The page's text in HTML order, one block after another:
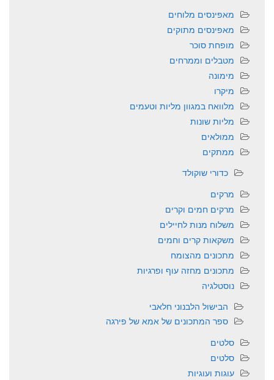
מאפינסים מלוחים
מאפינסים מתוקים
מופחת סוכר
מטבלים וממרחים
מימונה
מיקרו
מלוואח במגוון מליות וטעמים
מליות שונות
ממולאים
ממתקים
כדורי שוקולד
מרקים
מרקים חמים וקרים
משלוח מנות לחיילים
משקאות קרים וחמים
מתכונים מהצומח
מתכונים מחזה עוף ופרגיות
נוסטלגיה
הבישול הלבנוני חלאבי
ספר המתכונים של אמא של פירגה
סלטים
סלטים
עוגות ועוגיות